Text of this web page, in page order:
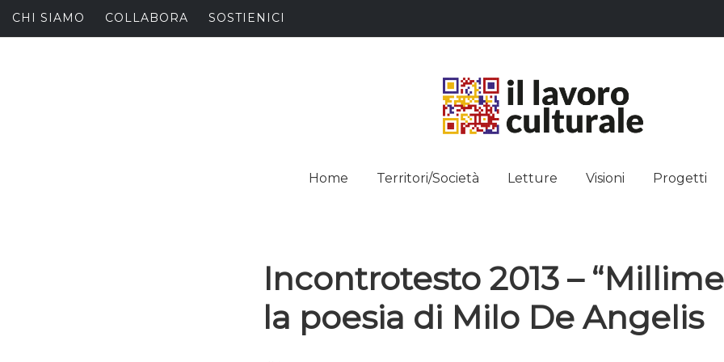
Skip
to
CHI SIAMO COLLABORA SOSTIENICI
IL
Home
Territori/Società Letture Visioni Progetti
Incontrotesto 2013 –
la poesia di Milo De Angelis